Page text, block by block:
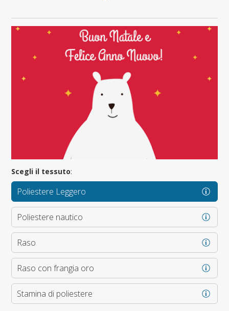
Scegli il tessuto:
Poliestere Leggero
Poliestere nautico
Raso
Raso con frangia oro
Stamina di poliestere